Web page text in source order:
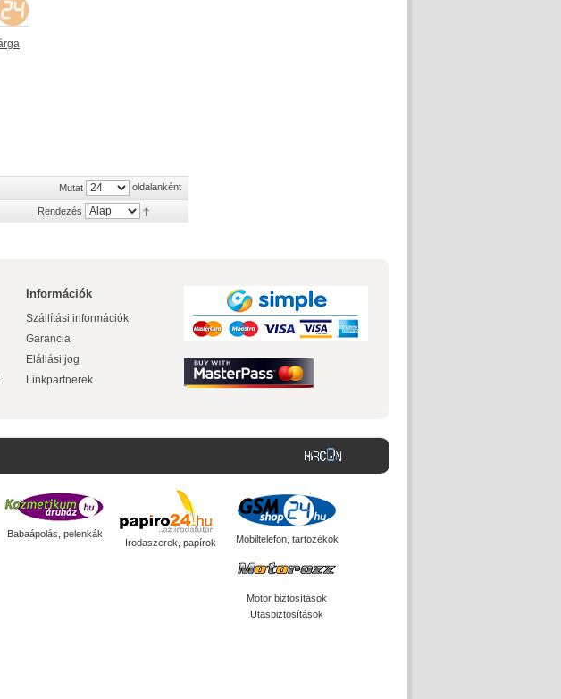
Mutat oldalanként
Rendezés
Információk
Szállítási információk
Garancia
Elállási jog
Linkpartnerek
Babaápolás, pelenkák
Irodaszerek, papírok
Mobiltelefon, tartozékok
Motor biztosítások
Utasbiztosítások